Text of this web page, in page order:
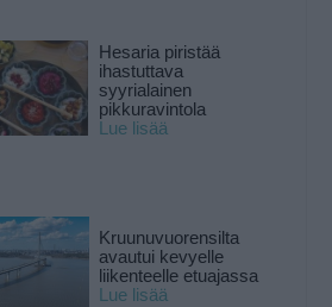
Hesaria piristää
ihastuttava
syyrialainen
pikkuravintola
Lue lisää
Kruunuvuorensilta
avautui kevyelle
liikenteelle etuajassa
Lue lisää